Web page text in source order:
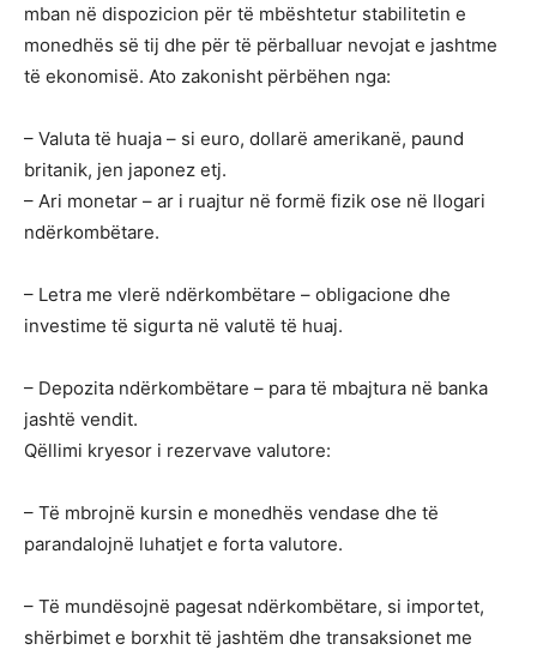
mban në dispozicion për të mbështetur stabilitetin e
monedhës së tij dhe për të përballuar nevojat e jashtme
të ekonomisë. Ato zakonisht përbëhen nga:
– Valuta të huaja – si euro, dollarë amerikanë, paund
britanik, jen japonez etj.
– Ari monetar – ar i ruajtur në formë fizik ose në llogari
ndërkombëtare.
– Letra me vlerë ndërkombëtare – obligacione dhe
investime të sigurta në valutë të huaj.
– Depozita ndërkombëtare – para të mbajtura në banka
jashtë vendit.
Qëllimi kryesor i rezervave valutore:
– Të mbrojnë kursin e monedhës vendase dhe të
parandalojnë luhatjet e forta valutore.
– Të mundësojnë pagesat ndërkombëtare, si importet,
shërbimet e borxhit të jashtëm dhe transaksionet me